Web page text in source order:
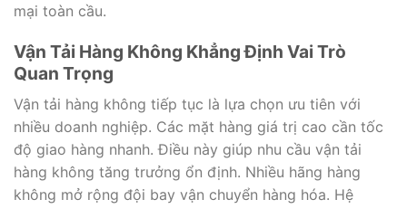
mại toàn cầu.
Vận Tải Hàng Không Khẳng Định Vai Trò
Quan Trọng
Vận tải hàng không tiếp tục là lựa chọn ưu tiên với
nhiều doanh nghiệp. Các mặt hàng giá trị cao cần tốc
độ giao hàng nhanh. Điều này giúp nhu cầu vận tải
hàng không tăng trưởng ổn định. Nhiều hãng hàng
không mở rộng đội bay vận chuyển hàng hóa. Hệ